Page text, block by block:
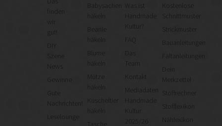
finden
gut!
News
Gute
Nachrichten!
Leselounge
häkeln
häkeln
Mütze
häkeln
Kuscheltier
häkeln
Tasche
Was ist
Kultur?
Team
Kontakt
Mediadaten
Kultur
2025/26
Kostenlose
Schnittmuster
Strickmuster
Bauanleitungen
Faltanleitungen
Merkzettel
Stoffrechner
Stofflexikon
Nählexikon